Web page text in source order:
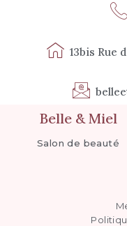
13bis Rue
Belle & Miel
Salon de beauté